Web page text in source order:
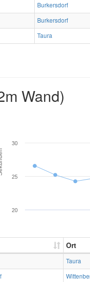
Burkersdorf
Burkersdorf
Taura
Wand)
20
25
30
Ort
Taura